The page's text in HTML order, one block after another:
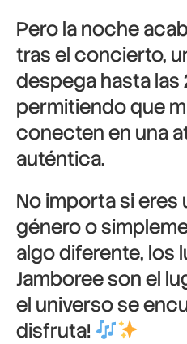
Pero la noche
tras el concierto,
despega hasta las
permitiendo que
conecten en una
auténtica.
No importa si eres
género o
algo diferente, los
Jamboree son el
el universo se
disfruta!